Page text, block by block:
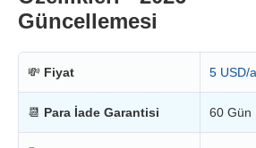
Güncellemesi
💸 Fiyat 5 USD/
📆 Para İade Garantisi 60 Gün